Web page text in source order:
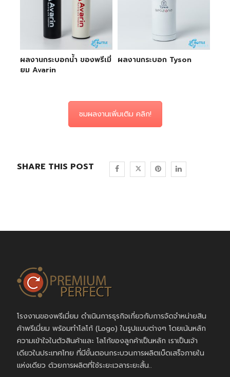
ผลงานกระบอกน้ำ ของพรีเมี่
ยม Avarin
ผลงานกระบอก Tyson
ชมผลงานเพิ่มเติม คลิก!
SHARE THIS POST
โรงงานของพรีเมี่ยม ดำเนินการธุรกิจเกี่ยวกับการจัดจำหน่ายสิน
ค้าพรีเมี่ยม พร้อมทำโลโก้ (Logo) ในรูปแบบต่างๆ โดยเน้นหลัก
ความเข้าใจในตัวสินค้าและ โลโก้ของลูกค้าเป็นหลัก เราเป็นเจ้า
เดียวในประเทศไทย ที่มีขั้นตอนกระบวนการผลิตเบ็ดเสร็จภายใน
แห่งเดียว ด้วยการผลิตที่ใช้ระยะเวลาระยะสั้น..